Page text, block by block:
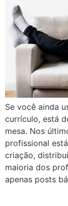
Se você ainda
currículo, está
mesa. Nos
profissional
criação,
maioria dos
apenas posts